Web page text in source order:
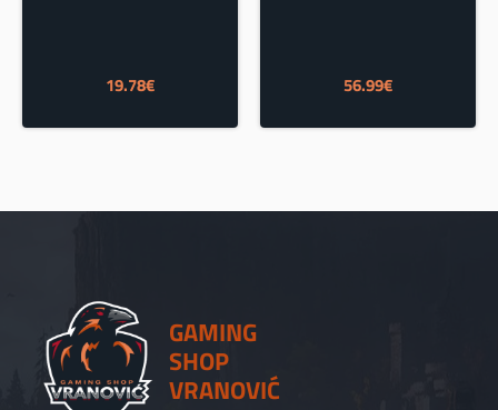
19.78€ 56.99€
GAMING
SHOP
VRANOVIĆ